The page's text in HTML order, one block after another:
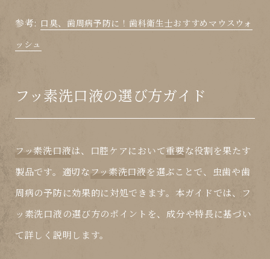
参考: 口臭、歯周病予防に！歯科衛生士おすすめマウスウォ
ッシュ
フッ素洗口液の選び方ガイド
フッ素洗口液は、口腔ケアにおいて重要な役割を果たす
製品です。適切な フッ素洗口液を選ぶことで、虫歯や歯
周病の予防に効果的に対処できます。本ガイドでは、
フ
ッ素洗口液の選び方のポイントを、成分や特長に基づい
て詳しく説明します。